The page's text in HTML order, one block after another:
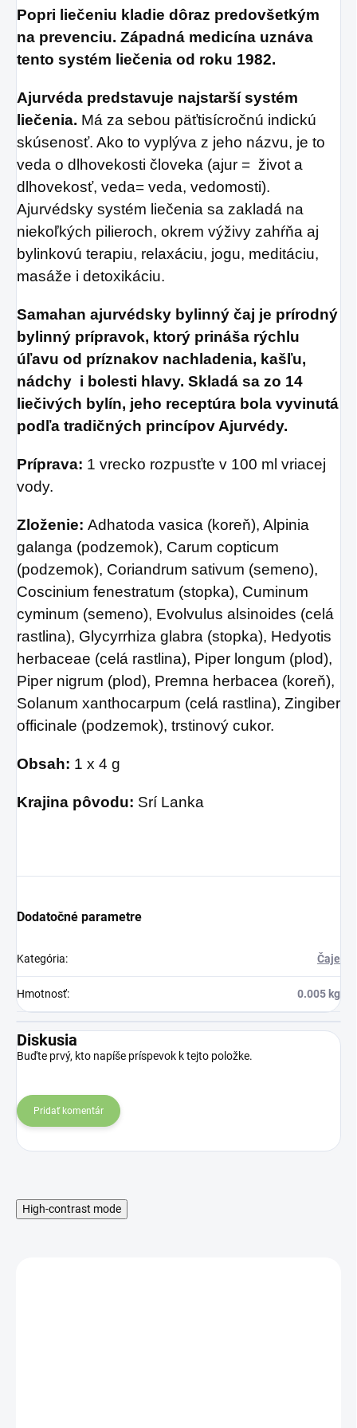
Popri liečeniu kladie dôraz predovšetkým
na prevenciu. Západná medicína uznáva
tento systém liečenia od roku 1982.
Ajurvéda predstavuje najstarší systém
liečenia. Má za sebou päťtisícročnú indickú
skúsenosť. Ako to vyplýva z jeho názvu, je to
veda o dlhovekosti človeka (ajur = život a
dlhovekosť, veda= veda, vedomosti).
Ajurvédsky systém liečenia sa zakladá na
niekoľkých pilieroch, okrem výživy zahŕňa aj
bylinkovú terapiu, relaxáciu, jogu, meditáciu,
masáže i detoxikáciu.
Samahan ajurvédsky bylinný čaj je prírodný
bylinný prípravok, ktorý prináša rýchlu
úľavu od príznakov nachladenia, kašľu,
nádchy i bolesti hlavy. Skladá sa zo 14
liečivých bylín, jeho receptúra bola vyvinutá
podľa tradičných princípov Ajurvédy.
Príprava: 1 vrecko rozpusťte v 100 ml vriacej
vody.
Zloženie: Adhatoda vasica (koreň), Alpinia
galanga (podzemok), Carum copticum
(podzemok), Coriandrum sativum (semeno),
Coscinium fenestratum (stopka), Cuminum
cyminum (semeno), Evolvulus alsinoides (celá
rastlina), Glycyrrhiza glabra (stopka), Hedyotis
herbaceae (celá rastlina), Piper longum (plod),
Piper nigrum (plod), Premna herbacea (koreň),
Solanum xanthocarpum (celá rastlina), Zingiber
officinale (podzemok), trstinový cukor.
Obsah: 1 x 4 g
Krajina pôvodu: Srí Lanka
Dodatočné parametre
Kategória: Čaje
Hmotnosť: 0.005 kg
Diskusia
Buďte prvý, kto napíše príspevok k tejto položke.
Pridať komentár
High-contrast mode